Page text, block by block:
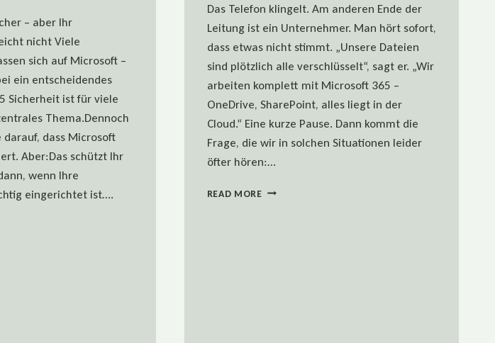
als arbeiten. Wo
– aber Ihr
nicht Viele
sich auf Microsoft –
ein entscheidendes
Sicherheit ist für viele
Thema.Dennoch
dass Microsoft
Aber:Das schützt Ihr
wenn Ihre
eingerichtet ist….
Das Telefon klingelt. Am anderen Ende der
Leitung ist ein Unternehmer. Man hört sofort,
dass etwas nicht stimmt. „Unsere Dateien
sind plötzlich alle verschlüsselt“, sagt er. „Wir
arbeiten komplett mit Microsoft 365 –
OneDrive, SharePoint, alles liegt in der
Cloud.“ Eine kurze Pause. Dann kommt die
Frage, die wir in solchen Situationen leider
öfter hören:…
READ MORECLOUD